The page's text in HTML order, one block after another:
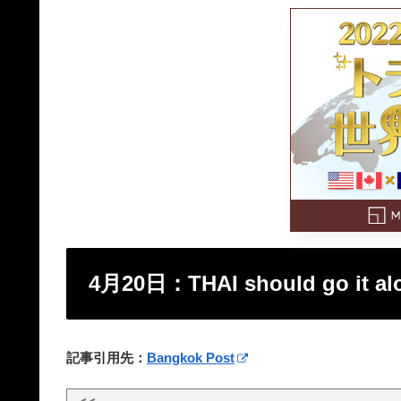
4月20日：THAI should go it
記事引用先： Bangkok Post